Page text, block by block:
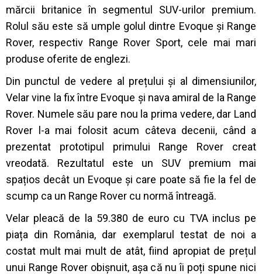
mărcii britanice în segmentul SUV-urilor premium.
Rolul său este să umple golul dintre Evoque și Range
Rover, respectiv Range Rover Sport, cele mai mari
produse oferite de englezi.
Din punctul de vedere al prețului și al dimensiunilor,
Velar vine la fix între Evoque și nava amiral de la Range
Rover. Numele său pare nou la prima vedere, dar Land
Rover l-a mai folosit acum câteva decenii, când a
prezentat prototipul primului Range Rover creat
vreodată. Rezultatul este un SUV premium mai
spațios decât un Evoque și care poate să fie la fel de
scump ca un Range Rover cu normă întreagă.
Velar pleacă de la 59.380 de euro cu TVA inclus pe
piața din România, dar exemplarul testat de noi a
costat mult mai mult de atât, fiind apropiat de prețul
unui Range Rover obișnuit, așa că nu îi poți spune nici